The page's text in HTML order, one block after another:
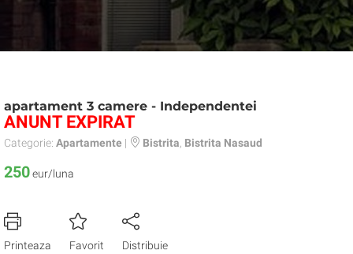
apartament 3 camere - Independentei
ANUNT EXPIRAT
Categorie: Apartamente | Bistrita Bistrita Nasaud
250eur/luna
Printeaza Favorit Distribuie